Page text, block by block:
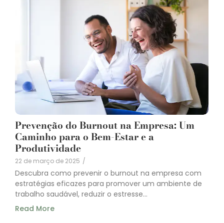
Prevenção do Burnout na Empresa: Um
Caminho para o Bem-Estar e a
Produtividade
22 de março de 2025 /
Descubra como prevenir o burnout na empresa com
estratégias eficazes para promover um ambiente de
trabalho saudável, reduzir o estresse...
Read More